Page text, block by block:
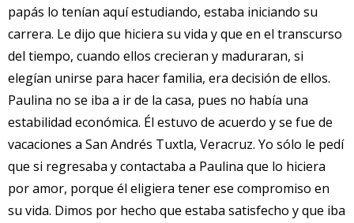
papás lo tenían aquí estudiando, estaba iniciando su
carrera. Le dijo que hiciera su vida y que en el transcurso
del tiempo, cuando ellos crecieran y maduraran, si
elegían unirse para hacer familia, era decisión de ellos.
Paulina no se iba a ir de la casa, pues no había una
estabilidad económica. Él estuvo de acuerdo y se fue de
vacaciones a San Andrés Tuxtla, Veracruz. Yo sólo le pedí
que si regresaba y contactaba a Paulina que lo hiciera
por amor, porque él eligiera tener ese compromiso en
su vida. Dimos por hecho que estaba satisfecho y que iba